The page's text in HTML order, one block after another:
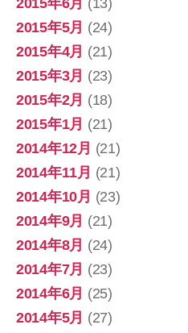
2015年6月 (13)
2015年5月 (24)
2015年4月 (21)
2015年3月 (23)
2015年2月 (18)
2015年1月 (21)
2014年12月 (21)
2014年11月 (21)
2014年10月 (23)
2014年9月 (21)
2014年8月 (24)
2014年7月 (23)
2014年6月 (25)
2014年5月 (27)